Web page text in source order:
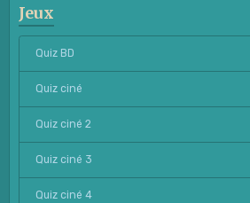
Jeux
Quiz BD
Quiz ciné
Quiz ciné 2
Quiz ciné 3
Quiz ciné 4